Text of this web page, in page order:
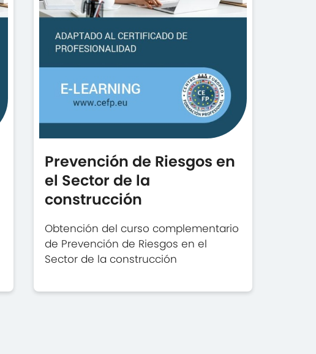
Prevención de Riesgos en
el Sector de la
construcción
Obtención del curso complementario
de Prevención de Riesgos en el
Sector de la construcción